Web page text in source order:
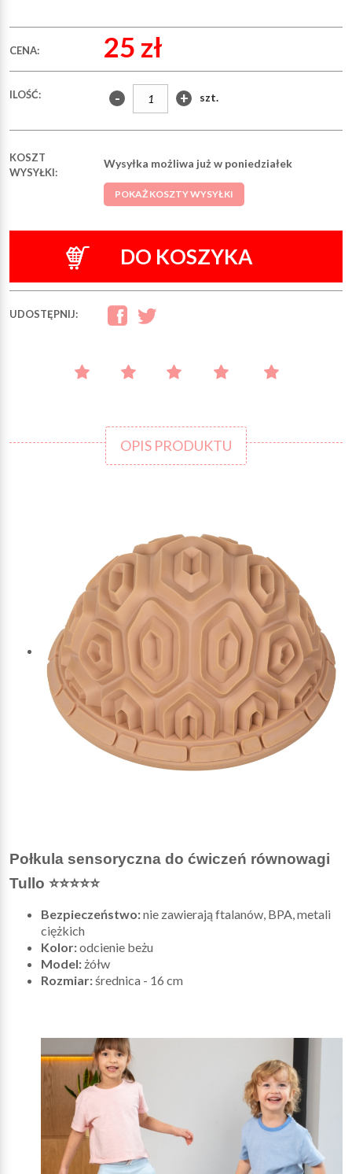
CENA: 25 zł
ILOŚĆ: - + szt.
KOSZT
WYSYŁKI:
Wysyłka możliwa już w poniedziałek
POKAŻ KOSZTY WYSYŁKI
DO KOSZYKA
UDOSTĘPNIJ:
OPIS PRODUKTU
Połkula sensoryczna do ćwiczeń równowagi
Tullo ⭐⭐⭐⭐⭐
Bezpieczeństwo:nie zawierają ftalanów, BPA, metali
ciężkich
Kolor:odcienie beżu
Model:żółw
Rozmiar:średnica - 16 cm